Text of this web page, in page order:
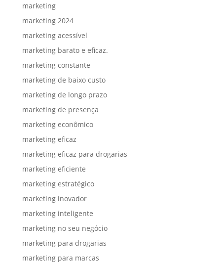
marketing
marketing 2024
marketing acessível
marketing barato e eficaz.
marketing constante
marketing de baixo custo
marketing de longo prazo
marketing de presença
marketing econômico
marketing eficaz
marketing eficaz para drogarias
marketing eficiente
marketing estratégico
marketing inovador
marketing inteligente
marketing no seu negócio
marketing para drogarias
marketing para marcas